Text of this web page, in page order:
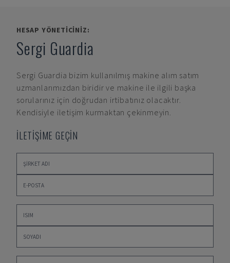
HESAP YÖNETICINIZ:
Sergi Guardia
Sergi Guardia bizim kullanılmış makine alım satım
uzmanlarımızdan biridir ve makine ile ilgili başka
sorularınız için doğrudan irtibatınız olacaktır.
Kendisiyle iletişim kurmaktan çekinmeyin.
İLETİŞİME GEÇİN